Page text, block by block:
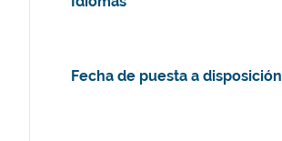
Fecha de puesta a disposición